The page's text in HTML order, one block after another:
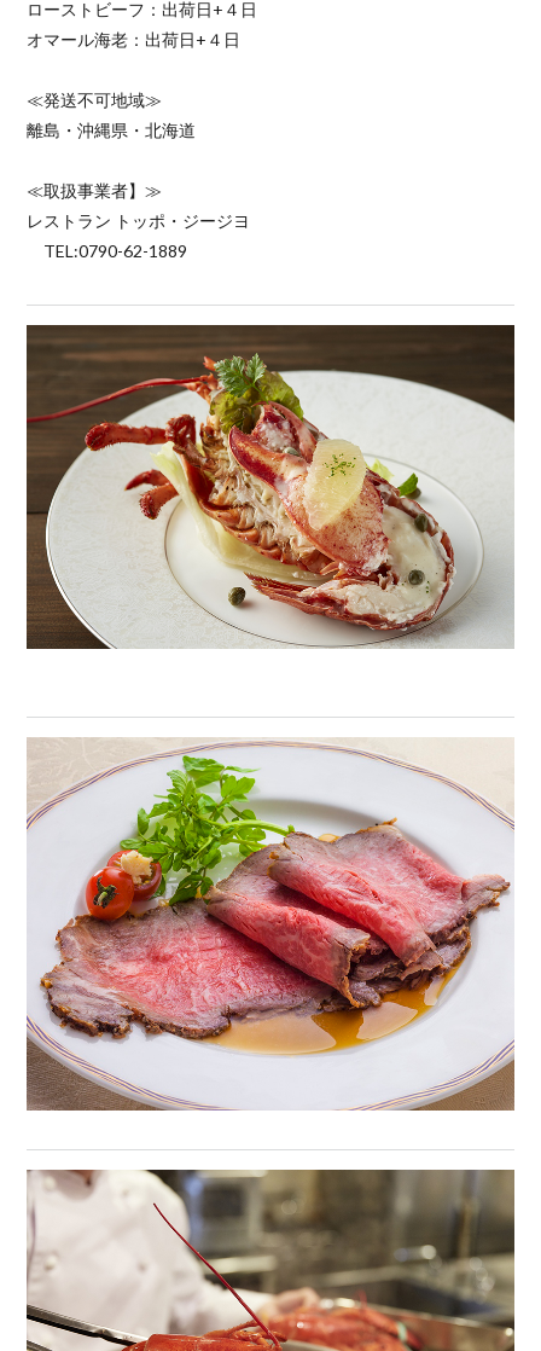
ローストビーフ：出荷日+４日
オマール海老：出荷日+４日
≪発送不可地域≫
離島・沖縄県・北海道
≪取扱事業者】≫
レストラン トッポ・ジージヨ
TEL:0790-62-1889